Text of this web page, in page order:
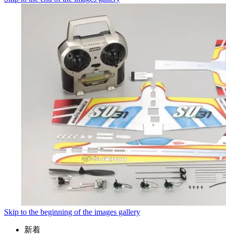
Skip to the beginning of the images gallery
新着